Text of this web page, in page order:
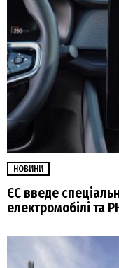
НОВИНИ
ЄС введе
електромобілі та